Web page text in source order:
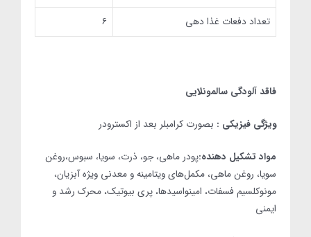
تعداد دفعات غذا دهی
۶
فاقد آلودگی سالمونلایی
ویژگی فیزیکی : بصورت کرامبلر بعد از اکسترودر
مواد تشکیل دهنده:پودر ماهی، جو، ذرت، سویا، سبوس،روغن
سویا، روغن ماهی، مکمل‌های ویتامینه و معدنی ویژه آبزیان،
مونوکلسیم فسفات، امینواسیدها، پری بیوتیک، محرک رشد و
ایمنی